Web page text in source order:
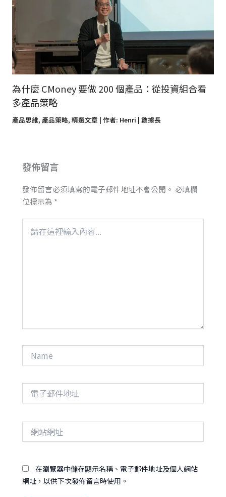
為什麼 CMoney 要做 200 個產品：從投資組合看
多產品策略
產品思維, 產品策略, 精選文章 | 作者: Henri | 數據長
發佈留言
發佈留言必須填寫的電子郵件地址不會公開。 必填欄
位標示為 *
在瀏覽器中儲存顯示名稱、電子郵件地址及個人網站
網址，以供下次發佈留言時使用。